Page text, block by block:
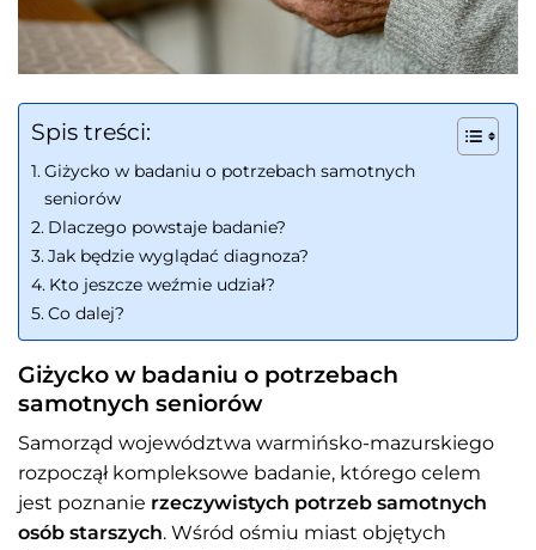
Spis treści:
Giżycko w badaniu o potrzebach samotnych
seniorów
Dlaczego powstaje badanie?
Jak będzie wyglądać diagnoza?
Kto jeszcze weźmie udział?
Co dalej?
Giżycko w badaniu o potrzebach
samotnych seniorów
Samorząd województwa warmińsko-mazurskiego
rozpoczął kompleksowe badanie, którego celem
jest poznanie rzeczywistych potrzeb samotnych
osób starszych. Wśród ośmiu miast objętych